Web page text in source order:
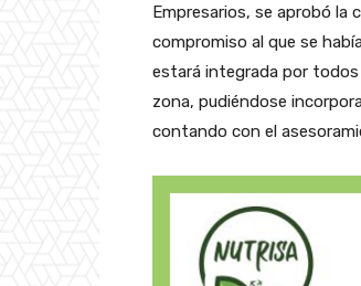
Empresarios, se aprobó la
compromiso al que se
estará integrada por
zona, pudiéndose
contando con el